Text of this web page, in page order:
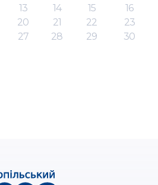
13 14 15
16
20 21 22
23
27 28 29
30